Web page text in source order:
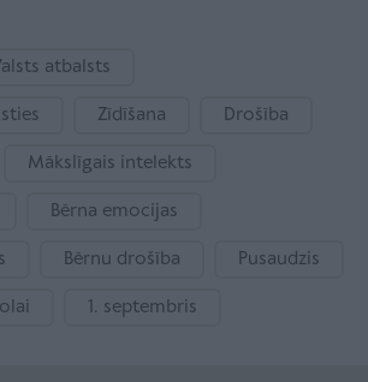
atbalsts
Zīdīšana Drošība
Mākslīgais intelekts
Bērna emocijas
Bērnu drošība Pusaudzis
1. septembris